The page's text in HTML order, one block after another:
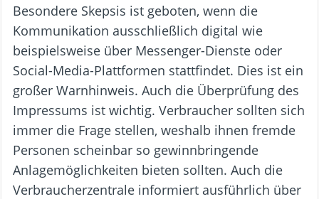
Besondere Skepsis ist geboten, wenn die
Kommunikation ausschließlich digital wie
beispielsweise über Messenger-Dienste oder
Social-Media-Plattformen stattfindet. Dies ist ein
großer Warnhinweis. Auch die Überprüfung des
Impressums ist wichtig. Verbraucher sollten sich
immer die Frage stellen, weshalb ihnen fremde
Personen scheinbar so gewinnbringende
Anlagemöglichkeiten bieten sollten. Auch die
Verbraucherzentrale informiert ausführlich über